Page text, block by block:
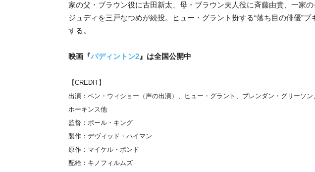
家の父・ブラウン役に古田新太、母・ブラウン夫人役に斉藤由貴、一家の
ジュディを三戸なつめが続投。ヒュー・グラント扮する“落ち目の俳優”ブ
する。
映画『パディントン2 』は全国公開中
【CREDIT】
出演：ベン・ウィショー（声の出演）、ヒュー・グラント、ブレンダン・グリーソン
ホーキンス他
監督：ポール・キング
製作：デヴィッド・ハイマン
原作：マイケル・ボンド
配給：キノフィルムズ